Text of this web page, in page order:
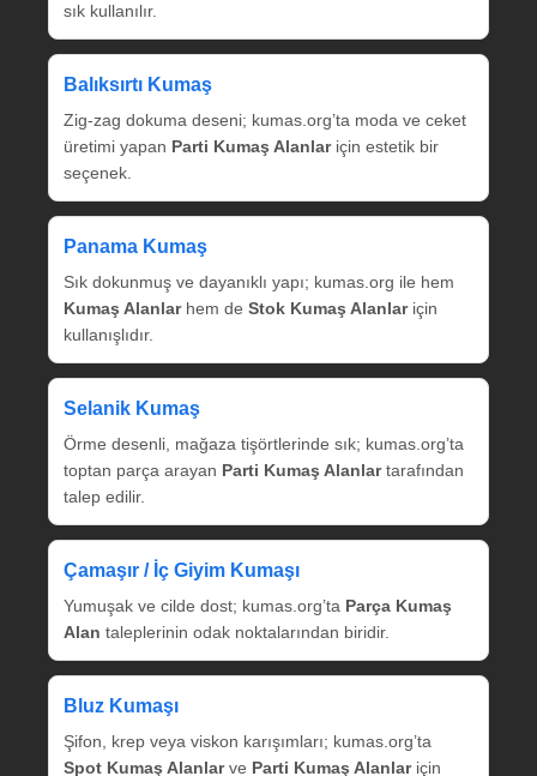
sık kullanılır.
Balıksırtı Kumaş
Zig‑zag dokuma deseni; kumas.org’ta moda ve ceket
üretimi yapan Parti Kumaş Alanlariçin estetik bir
seçenek.
Panama Kumaş
Sık dokunmuş ve dayanıklı yapı; kumas.org ile hem
Kumaş Alanlarhem de Stok Kumaş Alanlariçin
kullanışlıdır.
Selanik Kumaş
Örme desenli, mağaza tişörtlerinde sık; kumas.org’ta
toptan parça arayan Parti Kumaş Alanlartarafından
talep edilir.
Çamaşır / İç Giyim Kumaşı
Yumuşak ve cilde dost; kumas.org’ta Parça Kumaş
Alan taleplerinin odak noktalarından biridir.
Bluz Kumaşı
Şifon, krep veya viskon karışımları; kumas.org’ta
Spot Kumaş Alanlarve Parti Kumaş Alanlariçin